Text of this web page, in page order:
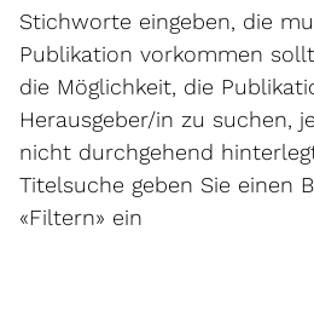
Stichworte eingeben, die
Publikation vorkommen
die Möglichkeit, die
Herausgeber/in zu suchen,
nicht durchgehend
Titelsuche geben Sie einen
«Filtern» ein